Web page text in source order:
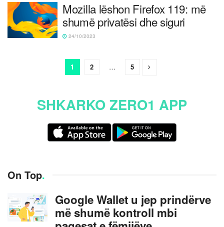
Mozilla lëshon Firefox 119: më
shumë privatësi dhe siguri
24/10/2023
1 2 … 5
SHKARKO ZERO1 APP
On Top.
Google Wallet u jep prindërve
më shumë kontroll mbi